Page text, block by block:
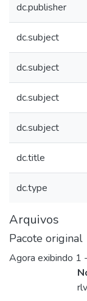
dc.publisher
dc.subject
dc.subject
dc.subject
dc.subject
dc.title
dc.type
Arquivos
Pacote original
Agora exibindo 1